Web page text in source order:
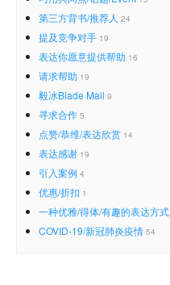
第三方背书/推荐人 24
提及竞争对手 19
表达你愿意提供帮助 16
请求帮助 19
毅冰Blade Mail 9
寻求合作 5
点赞/恭维/表达欣赏 14
表达感谢 19
引入案例 4
优惠/折扣 1
一种优雅/得体/有趣的表达方式
COVID-19/新冠肺炎疫情 54